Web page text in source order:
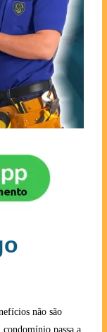
não são
passa a